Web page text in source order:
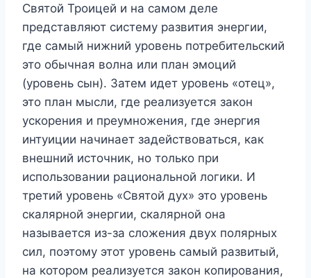
Святой Троицей и на самом деле
представляют систему развития энергии,
где самый нижний уровень потребительский
это обычная волна или план эмоций
(уровень сын). Затем идет уровень «отец»,
это план мысли, где реализуется закон
ускорения и преумножения, где энергия
интуиции начинает задействоваться, как
внешний источник, но только при
использовании рациональной логики. И
третий уровень «Святой дух» это уровень
скалярной энергии, скалярной она
называется из-за сложения двух полярных
сил, поэтому этот уровень самый развитый,
на котором реализуется закон копирования,